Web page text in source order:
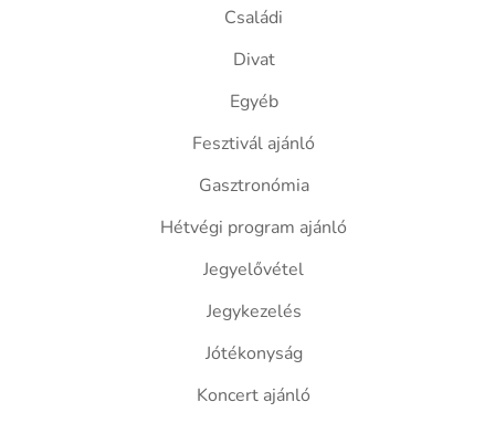
Családi
Divat
Egyéb
Fesztivál ajánló
Gasztronómia
Hétvégi program ajánló
Jegyelővétel
Jegykezelés
Jótékonyság
Koncert ajánló